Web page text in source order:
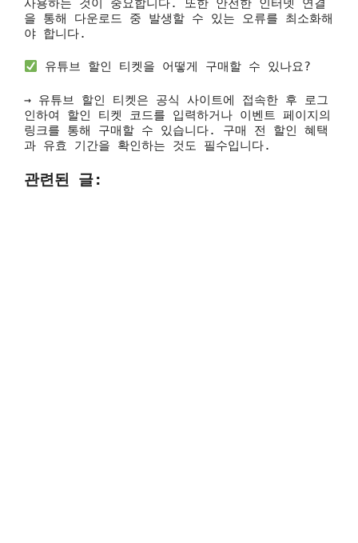
을 통해 다운로드 중 발생할 수 있는 오류를 최소화해
야 합니다.
유튜브 할인 티켓을 어떻게 구매할 수 있나요?
→ 유튜브 할인 티켓은 공식 사이트에 접속한 후 로그
인하여 할인 티켓 코드를 입력하거나 이벤트 페이지의
링크를 통해 구매할 수 있습니다. 구매 전 할인 혜택
과 유효 기간을 확인하는 것도 필수입니다.
관련된 글: